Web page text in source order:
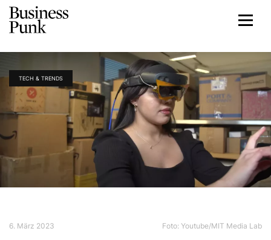
TECH & TRENDS
6. März 2023 Foto: Youtube/MIT Media Lab